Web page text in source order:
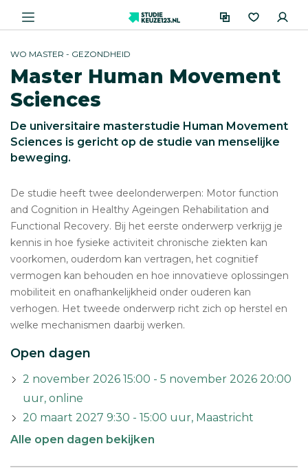
WO MASTER - GEZONDHEID
Master Human Movement
Sciences
De universitaire masterstudie Human Movement
Sciences is gericht op de studie van menselijke
beweging.
De studie heeft twee deelonderwerpen: Motor function
and Cognition in Healthy Ageingen Rehabilitation and
Functional Recovery. Bij het eerste onderwerp verkrijg je
kennis in hoe fysieke activiteit chronische ziekten kan
voorkomen, ouderdom kan vertragen, het cognitief
vermogen kan behouden en hoe innovatieve oplossingen
mobiliteit en onafhankelijkheid onder ouderen kan
verhogen. Het tweede onderwerp richt zich op herstel en
welke mechanismen daarbij werken.
Open dagen
2 november 2026 15:00 - 5 november 2026 20:00
uur, online
20 maart 2027 9:30 - 15:00 uur, Maastricht
Alle open dagen bekijken